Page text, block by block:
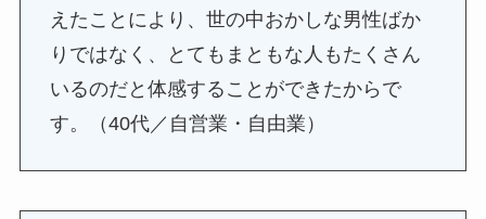
えたことにより、世の中おかしな男性ばか
りではなく、とてもまともな人もたくさん
いるのだと体感することができたからで
す。（40代／自営業・自由業）